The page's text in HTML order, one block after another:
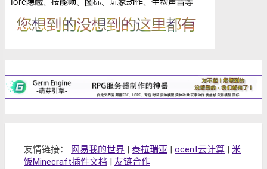
友情链接： 网易我的世界 | 泰拉瑞亚 | ocent云计算 | 米
饭Minecraft插件文档 | 友链合作